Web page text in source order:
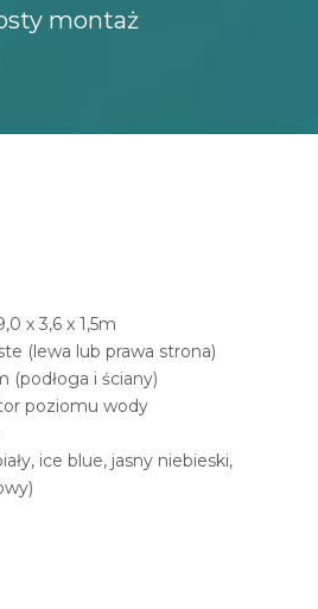
montaż
x 3,6 x 1,5m
(lewa lub prawa strona)
(podłoga i ściany)
poziomu wody
ice blue, jasny niebieski,